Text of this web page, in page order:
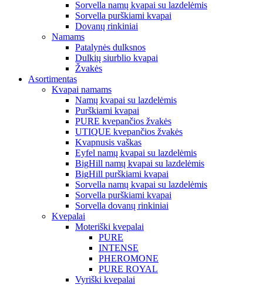
Sorvella namų kvapai su lazdelėmis
Sorvella purškiami kvapai
Dovanų rinkiniai
Namams
Patalynės dulksnos
Dulkių siurblio kvapai
Žvakės
Asortimentas
Kvapai namams
Namų kvapai su lazdelėmis
Purškiami kvapai
PURE kvepančios žvakės
UTIQUE kvepančios žvakės
Kvapnusis vaškas
Eyfel namų kvapai su lazdelėmis
BigHill namų kvapai su lazdelėmis
BigHill purškiami kvapai
Sorvella namų kvapai su lazdelėmis
Sorvella purškiami kvapai
Sorvella dovanų rinkiniai
Kvepalai
Moteriški kvepalai
PURE
INTENSE
PHEROMONE
PURE ROYAL
Vyriški kvepalai